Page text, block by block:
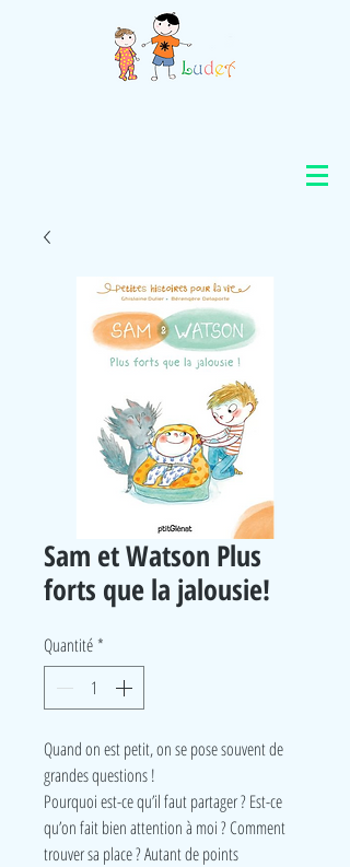
Sam et Watson Plus
forts que la jalousie!
Quantité *
Quand on est petit, on se pose souvent de
grandes questions !
Pourquoi est-ce qu’il faut partager ? Est-ce
qu’on fait bien attention à moi ? Comment
trouver sa place ? Autant de points